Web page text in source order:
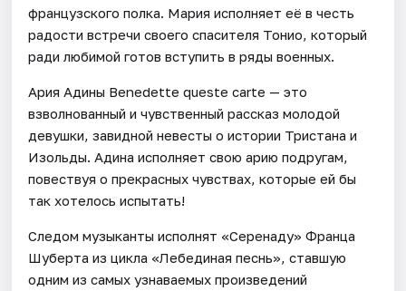
французского полка. Мария исполняет её в честь
радости встречи своего спасителя Тонио, который
ради любимой готов вступить в ряды военных.
Ария Адины Benedette queste carte — это
взволнованный и чувственный рассказ молодой
девушки, завидной невесты о истории Тристана и
Изольды. Адина исполняет свою арию подругам,
повествуя о прекрасных чувствах, которые ей бы
так хотелось испытать!
Следом музыканты исполнят «Серенаду» Франца
Шуберта из цикла «Лебединая песнь», ставшую
одним из самых узнаваемых произведений